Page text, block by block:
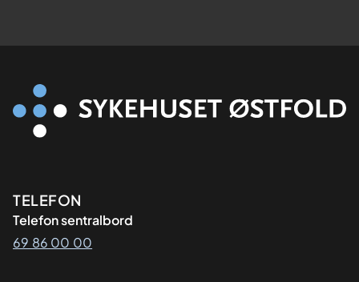
Kontaktinformasjon
TELEFON
Telefon sentralbord
69 86 00 00